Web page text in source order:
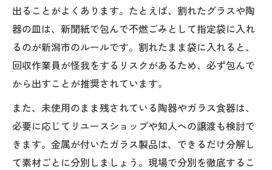
出ることがよくあります。たとえば、割れたグラスや陶
器の皿は、新聞紙で包んで不燃ごみとして指定袋に入れ
るのが新潟市のルールです。割れたまま袋に入れると、
回収作業員が怪我をするリスクがあるため、必ず包んで
から出すことが推奨されています。
また、未使用のまま残されている陶器やガラス食器は、
必要に応じてリユースショップや知人への譲渡も検討で
きます。金属が付いたガラス製品は、できるだけ分解し
て素材ごとに分別しましょう。現場で分別を徹底するこ